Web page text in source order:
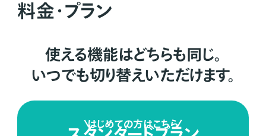
料金・プラン
使える機能はどちらも同じ。
いつでも切り替えいただけます。
はじめての方はこちら